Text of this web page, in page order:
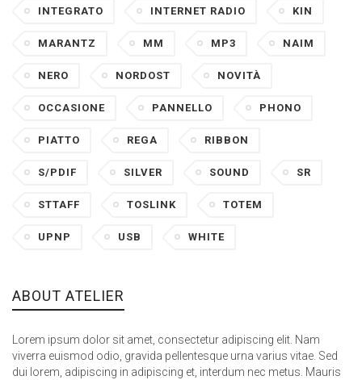
INTEGRATO INTERNET RADIO KIN
MARANTZ MM MP3 NAIM
NERO NORDOST NOVITÀ
OCCASIONE PANNELLO PHONO
PIATTO REGA RIBBON
S/PDIF SILVER SOUND SR
STTAFF TOSLINK TOTEM
UPNP USB WHITE
ABOUT ATELIER
Lorem ipsum dolor sit amet, consectetur adipiscing elit. Nam
viverra euismod odio, gravida pellentesque urna varius vitae. Sed
dui lorem, adipiscing in adipiscing et, interdum nec metus. Mauris